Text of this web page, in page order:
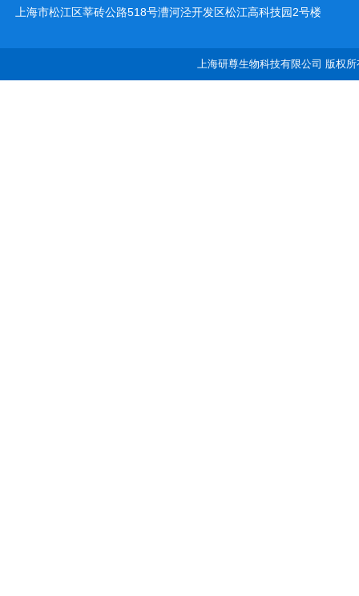
上海市松江区莘砖公路518号漕河泾开发区松江高科技园2号楼
上海研尊生物科技有限公司 版权